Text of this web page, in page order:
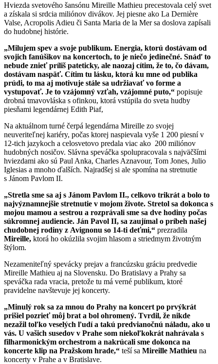
Hviezda svetového šansónu Mireille Mathieu precestovala celý svet
a získala si srdcia miliónov divákov. Jej piesne ako La Dernière
Valse, Acropolis Adieu či Santa Maria de la Mer sa doslova zapísali
do hudobnej histórie.
„Milujem spev a svoje publikum. Energia, ktorú dostávam od
svojich fanúšikov na koncertoch, to je niečo jedinečné. Snáď to
nebude znieť príliš pateticky, ale naozaj cítim, že to, čo dávam,
dostávam naspäť. Cítim tu lásku, ktorá ku mne od publika
prúdi, to ma aj motivuje stále sa udržiavať vo forme a
vystupovať. Je to vzájomný vzťah, vzájomné puto,“ popisuje
drobná tmavovláska s ofinkou, ktorá vstúpila do sveta hudby
piesňami legendárnej Edith Piaf,
Na aktuálnom turné čerpá legendárna Mireille zo svojej
neuveriteľnej kariéry, počas ktorej naspievala vyše 1 200 piesní v
12-tich jazykoch a celosvetovo predala viac ako 200 miliónov
hudobných nosičov. Slávna speváčka spolupracovala s najväčšími
hviezdami ako sú Paul Anka, Charles Aznavour, Tom Jones, Julio
Iglesias a mnoho ďalších. Najradšej si ale spomína na stretnutie
s Jánom Pavlom II.
„Stretla sme sa aj s Jánom Pavlom II., celkovo trikrát a bolo to
najvýznamnejšie stretnutie v mojom živote. Stretol sa dokonca s
mojou mamou a sestrou a rozprávali sme sa dve hodiny počas
súkromnej audiencie. Ján Pavol II, sa zaujímal o príbeh našej
chudobnej rodiny z Avignonu so 14-ti deťmi,“ prezradila
Mireille, ktorá ho okúzlila svojim hlasom a striedmym životným
štýlom.
Nezameniteľný spevácky prejav a francúzsku gráciu predvedie
Mireille Mathieu aj na Slovensku. Do Bratislavy a Prahy sa
speváčka rada vracia, pretože tu má verné publikum, ktoré
pravidelne navštevuje jej koncerty.
„Minulý rok sa za mnou do Prahy na koncert po prvýkrát
prišiel pozrieť môj brat a bol ohromený. Tvrdil, že nikde
nezažil toľko veselých ľudí a takú predvianočnú náladu, ako u
vás. U vašich susedov v Prahe som niekoľkokrát nahrávala s
filharmonickým orchestrom a nakrúcali sme dokonca na
koncerte klip na Pražskom hrade,“ teší sa Mireille Mathieu na
koncerty v Prahe a v Bratislave.